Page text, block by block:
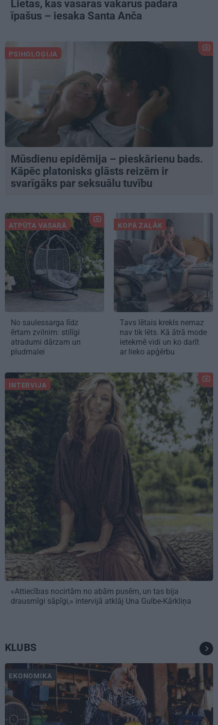
Lietas, kas vasaras vakarus padara
īpašus – iesaka Santa Anča
PSIHOLOĢIJA
Mūsdienu epidēmija – pieskārienu bads.
Kāpēc platonisks glāsts reizēm ir
svarīgāks par seksuālu tuvību
ATPŪTA VASARĀ
No saulessarga līdz
ērtam zvilnim: stilīgi
atradumi dārzam un
pludmalei
KOPĀ ZAĻĀK
Tavs lētais krekls nemaz
nav tik lēts. Kā ātrā mode
ietekmē vidi un ko darīt
ar lieko apģērbu
INTERVIJA
«Attiecības nocirtām no abām pusēm, un tas bija
drausmīgi sāpīgi,» intervijā atklāj Una Gulbe-Kārkliņa
KLUBS
EKONOMIKA